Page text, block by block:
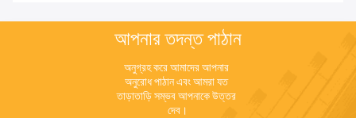
আপনার তদন্ত পাঠান
অনুগ্রহ করে আমাদের আপনার
অনুরোধ পাঠান এবং আমরা যত
তাড়াতাড়ি সম্ভব আপনাকে উত্তর
দেব।